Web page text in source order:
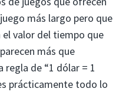
más largo pero que
valor del tiempo que
más que
de “1 dólar = 1
prácticamente todo lo